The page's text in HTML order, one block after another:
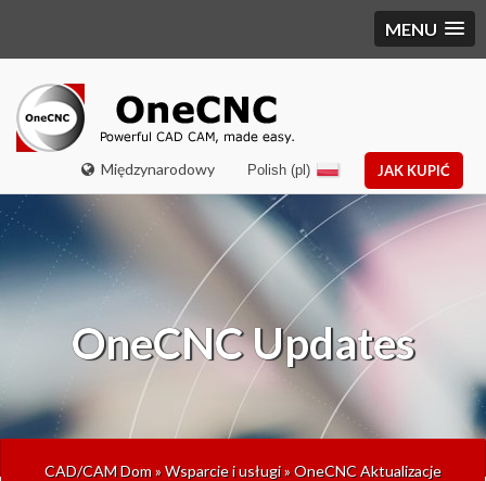
MENU
Międzynarodowy JAK KUPIĆ
Polish (pl)
OneCNC Updates
CAD/CAM Dom»Wsparcie i usługi»OneCNC Aktualizacje